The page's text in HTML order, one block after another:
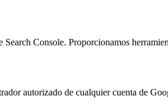
Console. Proporcionamos
autorizado de cualquier cuenta de